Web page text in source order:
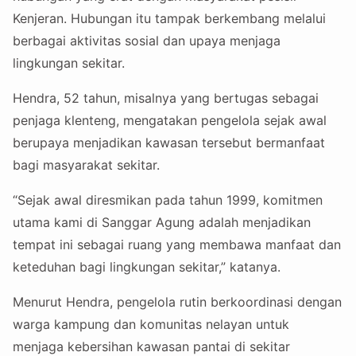
Kenjeran. Hubungan itu tampak berkembang melalui
berbagai aktivitas sosial dan upaya menjaga
lingkungan sekitar.
Hendra, 52 tahun, misalnya yang bertugas sebagai
penjaga klenteng, mengatakan pengelola sejak awal
berupaya menjadikan kawasan tersebut bermanfaat
bagi masyarakat sekitar.
“Sejak awal diresmikan pada tahun 1999, komitmen
utama kami di Sanggar Agung adalah menjadikan
tempat ini sebagai ruang yang membawa manfaat dan
keteduhan bagi lingkungan sekitar,” katanya.
Menurut Hendra, pengelola rutin berkoordinasi dengan
warga kampung dan komunitas nelayan untuk
menjaga kebersihan kawasan pantai di sekitar